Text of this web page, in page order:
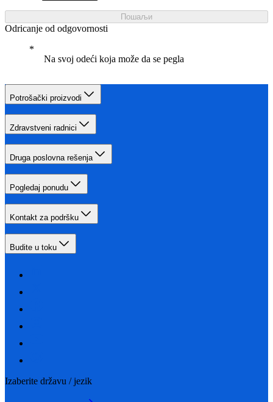
Пошаљи
Odricanje od odgovornosti
Na svoj odeći koja može da se pegla
Potrošački proizvodi
Zdravstveni radnici
Druga poslovna rešenja
Pogledaj ponudu
Kontakt za podršku
Budite u toku
Izaberite državu / jezik